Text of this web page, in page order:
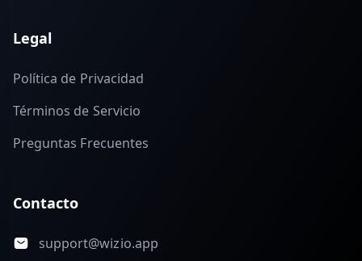
Legal
Política de Privacidad
Términos de Servicio
Preguntas Frecuentes
Contacto
support@wizio.app